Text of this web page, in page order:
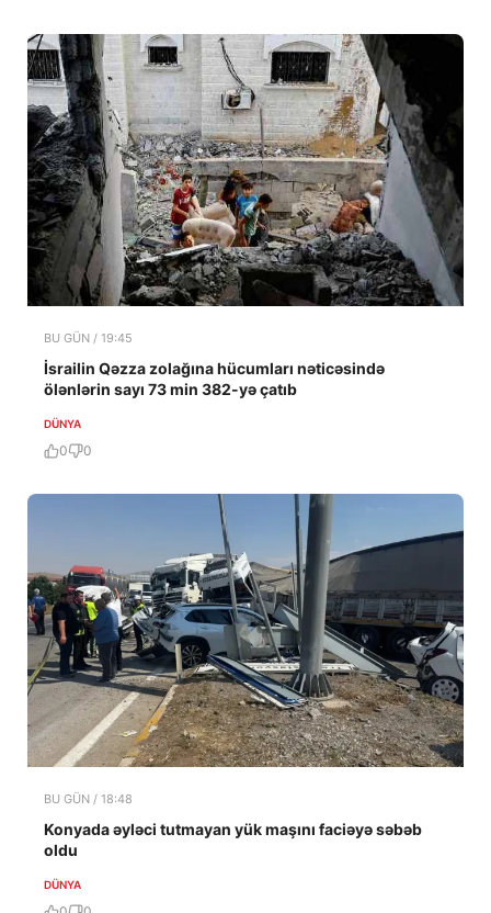
BU GÜN / 19:45
İsrailin Qəzza zolağına hücumları nəticəsində
ölənlərin sayı 73 min 382-yə çatıb
DÜNYA
0 0
BU GÜN / 18:48
Konyada əyləci tutmayan yük maşını faciəyə səbəb
oldu
DÜNYA